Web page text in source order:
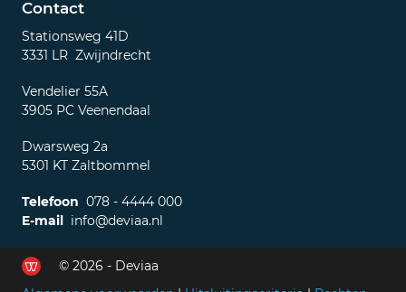
Contact
Stationsweg 41D
3331 LR Zwijndrecht
Vendelier 55A
3905 PC Veenendaal
Dwarsweg 2a
5301 KT Zaltbommel
Telefoon 078 - 4444 000
E-mail info@deviaa.nl
© 2026 - Deviaa